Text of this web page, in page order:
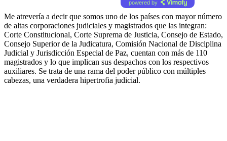
powered by
Me atrevería a decir que somos uno de los países con mayor número
de altas corporaciones judiciales y magistrados que las integran:
Corte Constitucional, Corte Suprema de Justicia, Consejo de Estado,
Consejo Superior de la Judicatura, Comisión Nacional de Disciplina
Judicial y Jurisdicción Especial de Paz, cuentan con más de 110
magistrados y lo que implican sus despachos con los respectivos
auxiliares. Se trata de una rama del poder público con múltiples
cabezas, una verdadera hipertrofia judicial.